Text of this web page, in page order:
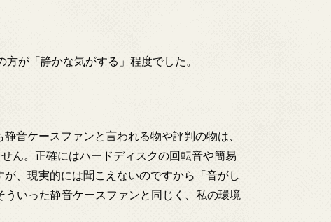
が「静かな気がする」程度でした。
音ケースファンと言われる物や評判の物は、
ん。正確にはハードディスクの回転音や簡易
、現実的には聞こえないのですから「音がし
いった静音ケースファンと同じく、私の環境